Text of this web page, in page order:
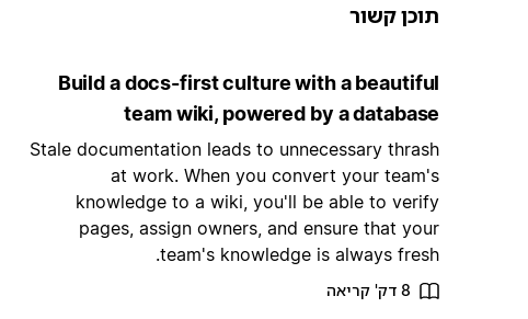
תוכן קשור
Build a docs-first culture with a beautiful
team wiki, powered by a database
Stale documentation leads to unnecessary thrash
at work. When you convert your team's
knowledge to a wiki, you'll be able to verify
pages, assign owners, and ensure that your
team's knowledge is always fresh.
8 דק' קריאה